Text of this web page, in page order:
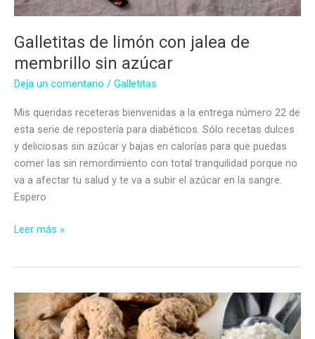
Galletitas de limón con jalea de
membrillo sin azúcar
Deja un comentario / Galletitas
Mis queridas receteras bienvenidas a la entrega número 22 de
esta serie de repostería para diabéticos. Sólo recetas dulces
y deliciosas sin azúcar y bajas en calorías para que puedas
comer las sin remordimiento con total tranquilidad porque no
va a afectar tu salud y te va a subir el azúcar en la sangre.
Espero
Galletitas
jalea
de
membrillo
Leer más »